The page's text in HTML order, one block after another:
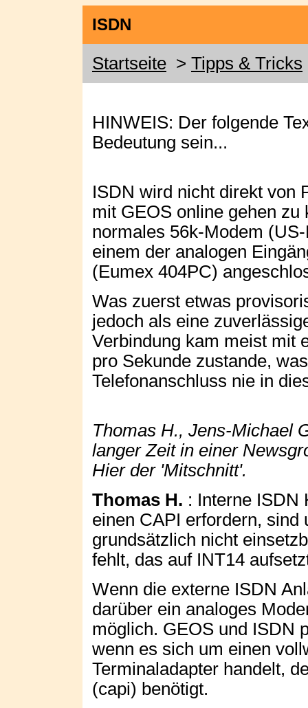
ISDN
Startseite > Tipps & Tricks
HINWEIS: Der folgende
Bedeutung sein...
ISDN wird nicht direkt von
mit GEOS online gehen
normales 56k-Modem
einem der analogen
(Eumex 404PC)
Was zuerst etwas
jedoch als eine
Verbindung kam meist mit
pro Sekunde zustande,
Telefonanschluss nie in
Thomas H., Jens-Michael
langer Zeit in einer
Hier der 'Mitschnitt'.
Thomas H. : Interne ISDN
einen CAPI erfordern, sind
grundsätzlich nicht
fehlt, das auf INT14
Wenn die externe ISDN
darüber ein analoges
möglich. GEOS und ISDN
wenn es sich um einen
Terminaladapter handelt,
(capi) benötigt.